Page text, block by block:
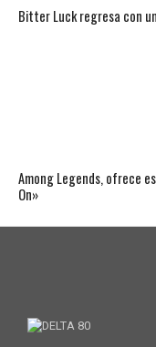
Bitter Luck regresa con
Among Legends, ofrece
On»